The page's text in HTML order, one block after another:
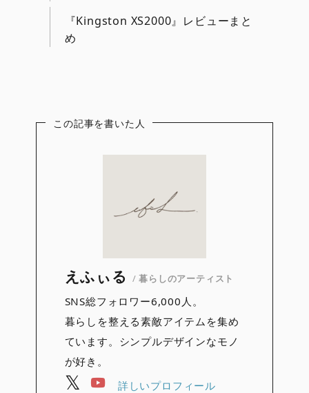
『Kingston XS2000』レビューまと
め
この記事を書いた人
えふぃる /暮らしのアーティスト
SNS総フォロワー6,000人。
暮らしを整える素敵アイテムを集め
ています。シンプルデザインなモノ
が好き。
詳しいプロフィール